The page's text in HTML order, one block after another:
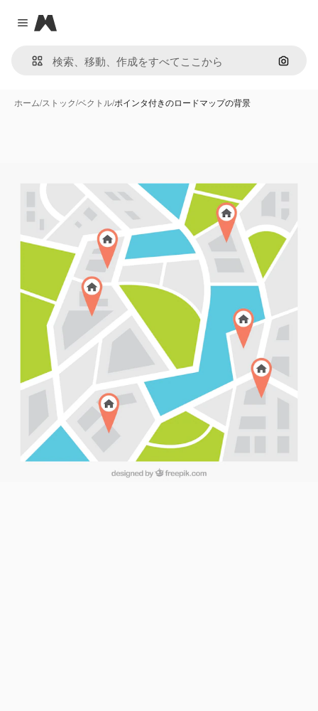
Close menu
Magnific
画像で
ホーム/ストック/ベクトル/ポインタ付きのロードマップの背景